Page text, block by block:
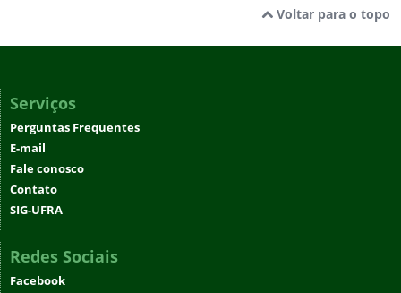
Voltar para o topo
Serviços
Perguntas Frequentes
E-mail
Fale conosco
Contato
SIG-UFRA
Redes Sociais
Facebook